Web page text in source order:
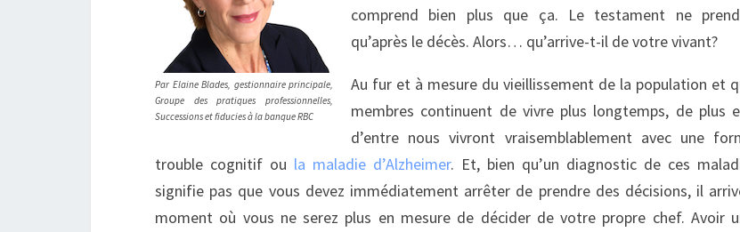
Par Elaine Blades, gestionnaire principale,
Groupe des pratiques professionnelles,
Successions et fiducies à la banque RBC
comprend bien plus que ça. Le testament ne
qu’après le décès. Alors… qu’arrive-t-il de votre vivant?
Au fur et à mesure du vieillissement de la population et
membres continuent de vivre plus longtemps, de plus
d’entre nous vivront vraisemblablement avec une
trouble cognitif ou la maladie d’Alzheimer. Et, bien qu’un diagnostic de ces
signifie pas que vous devez immédiatement arrêter de prendre des décisions, il
moment où vous ne serez plus en mesure de décider de votre propre chef. Avoir